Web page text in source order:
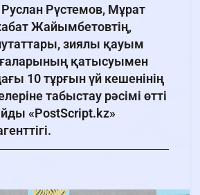
Рүстемов, Мұрат
Жайымбетовтің,
зиялы қауым
қатысуымен
10 тұрғын үй кешенінің
табыстау рәсімі өтті
«PostScript.kz»